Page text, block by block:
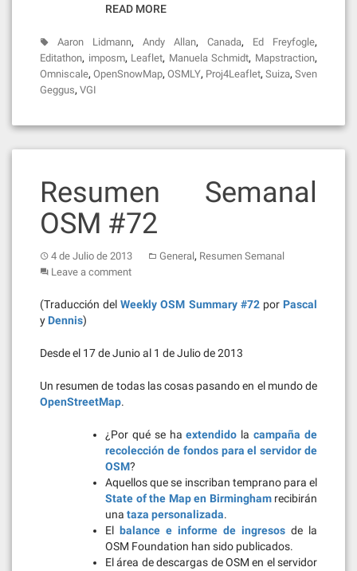
READ MORE
Aaron Lidmann, Andy Allan, Canada, Ed Freyfogle,
Editathon, imposm, Leaflet, Manuela Schmidt, Mapstraction,
Omniscale, OpenSnowMap, OSMLY, Proj4Leaflet, Suiza, Sven
Geggus, VGI
Resumen Semanal
OSM #72
4 de Julio de 2013 General, Resumen Semanal
Leave a comment
(Traducción delWeekly OSM Summary #72por Pascal
y Dennis)
Desde el 17 de Junio al 1 de Julio de 2013
Un resumen de todas las cosas pasando en el mundo de
OpenStreetMap.
¿Por qué se haextendido lacampaña de
recolección de fondos para el servidor de
OSM?
Aquellos que se inscriban temprano para el
State of the Map en Birminghamrecibirán
una taza personalizada.
El balance e informe de ingresos de la
OSM Foundation han sido publicados.
El área de descargas de OSM en el servidor